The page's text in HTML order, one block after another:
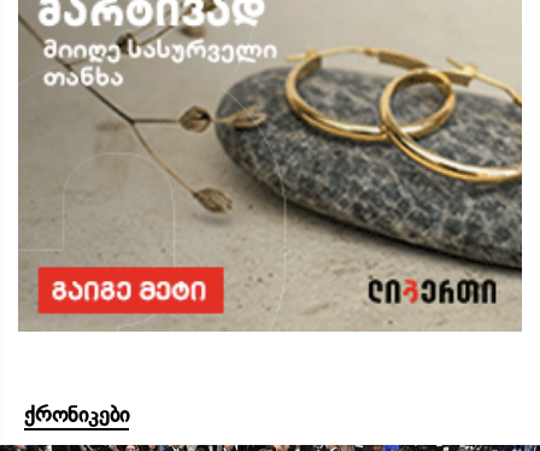
ქრონიკები